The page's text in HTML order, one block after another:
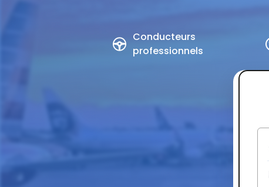
Conducteurs
professionnels